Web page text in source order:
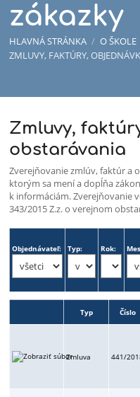
zákazky
HLAVNÁ STRÁNKA / O ŠKOLE
ZMLUVY, FAKTÚRY,
Zmluvy,
faktúry,
objednávky,
VO-
zákazky
Zmluvy,
obstarávania
Zverejňovanie zmlúv, faktúr a
ktorým sa mení a dopĺňa
k informáciám. Zverejňovanie
343/2015 Z.z. o verejnom
Objednávateľ: Typ: Rok:
Typ Číslo
Zmluva 441/